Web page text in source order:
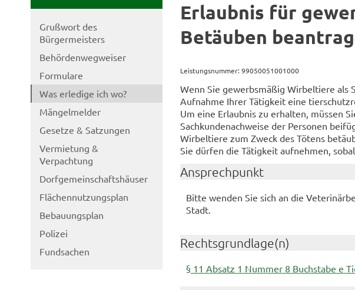
Grußwort des
Bürgermeisters
Behördenwegweiser
Formulare
Was erledige ich wo?
Mängelmelder
Gesetze & Satzungen
Vermietung &
Verpachtung
Dorfgemeinschaftshäuser
Flächennutzungsplan
Bebauungsplan
Polizei
Fundsachen
Erlaubnis für
Betäuben
Leistungsnummer: 99050051001000
Wenn Sie gewerbsmäßig Wirbeltiere als
Aufnahme Ihrer Tätigkeit eine
Um eine Erlaubnis zu erhalten, müssen
Sachkundenachweise der Personen
Wirbeltiere zum Zweck des Tötens
Sie dürfen die Tätigkeit aufnehmen,
Ansprechpunkt
Bitte wenden Sie sich an die
Stadt.
Rechtsgrundlage(n)
§ 11 Absatz 1 Nummer 8 Buchstabe e